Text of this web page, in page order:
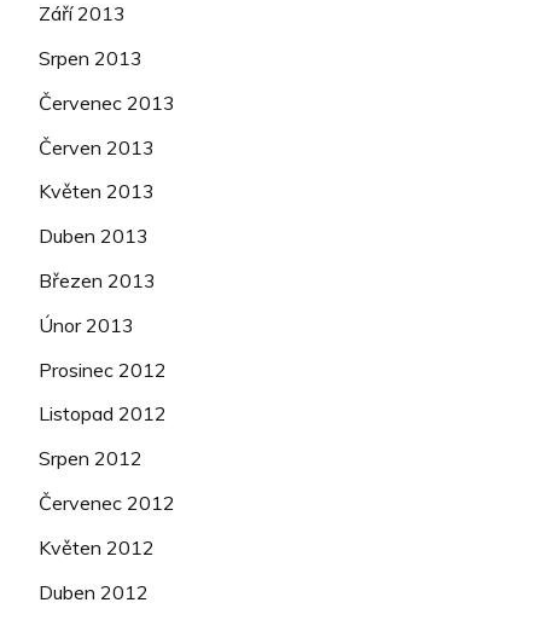
Září 2013
Srpen 2013
Červenec 2013
Červen 2013
Květen 2013
Duben 2013
Březen 2013
Únor 2013
Prosinec 2012
Listopad 2012
Srpen 2012
Červenec 2012
Květen 2012
Duben 2012